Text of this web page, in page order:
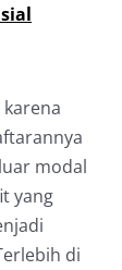
modal
yang
di